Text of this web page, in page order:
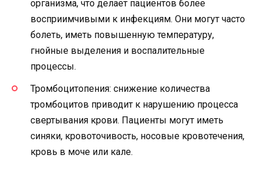
организма, что делает пациентов более
восприимчивыми к инфекциям. Они могут часто
болеть, иметь повышенную температуру,
гнойные выделения и воспалительные
процессы.
Тромбоцитопения: снижение количества
тромбоцитов приводит к нарушению процесса
свертывания крови. Пациенты могут иметь
синяки, кровоточивость, носовые кровотечения,
кровь в моче или кале.